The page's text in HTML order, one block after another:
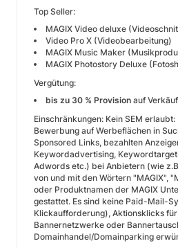
Top Seller:
MAGIX Video deluxe
Video Pro X (Videobearbeitung)
MAGIX Music Maker
MAGIX Photostory Deluxe
Vergütung:
bis zu 30 % Provision auf
Einschränkungen: Kein SEM
Bewerbung auf Werbeflächen in
Sponsored Links, bezahlten
Keywordadvertising,
Adwords etc.) bei Anbietern (wie
von und mit den Wörtern "MAGIX",
oder Produktnamen der MAGIX
gestattet. Es sind keine Paid-Mail-
Klickaufforderung), Aktionsklicks
Bannernetzwerke oder
Domainhandel/Domainparking